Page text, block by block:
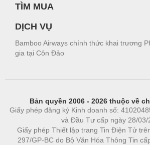
TÌM MUA
DỊCH VỤ
Bamboo Airways chính thức khai trương
gia tại Côn Đảo
Bản quyền 2006 - 2026 thuộc về
Giấy phép đăng ký Kinh doanh số:
và Đầu Tư cấp ngày 28/03/
Giấy phép Thiết lập trang Tin Điện Tử
297/GP-BC do Bộ Văn Hóa Thông Tin